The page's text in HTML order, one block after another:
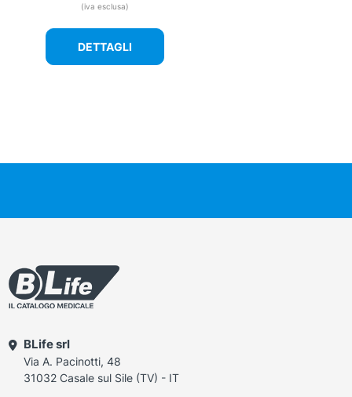
(iva esclusa)
DETTAGLI
BLife srl
Via A. Pacinotti, 48
31032 Casale sul Sile (TV) - IT